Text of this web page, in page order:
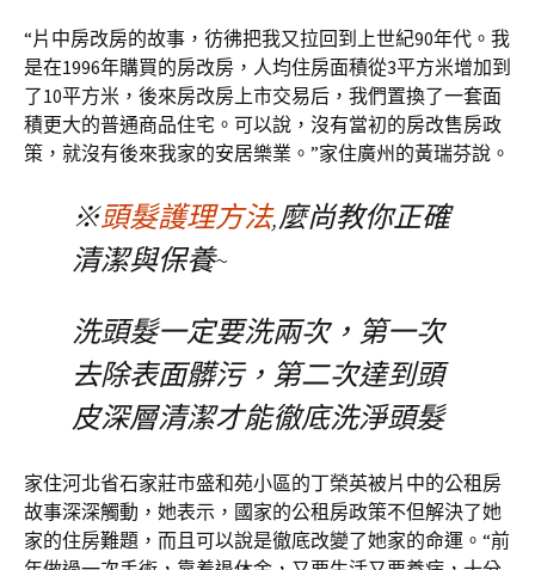
“片中房改房的故事，彷彿把我又拉回到上世紀90年代。我
是在1996年購買的房改房，人均住房面積從3平方米增加到
了10平方米，後來房改房上市交易后，我們置換了一套面
積更大的普通商品住宅。可以說，沒有當初的房改售房政
策，就沒有後來我家的安居樂業。”家住廣州的黃瑞芬說。
※頭髮護理方法,麼尚教你正確
清潔與保養~
洗頭髮一定要洗兩次，第一次
去除表面髒污，第二次達到頭
皮深層清潔才能徹底洗淨頭髮
家住河北省石家莊市盛和苑小區的丁榮英被片中的公租房
故事深深觸動，她表示，國家的公租房政策不但解決了她
家的住房難題，而且可以說是徹底改變了她家的命運。“前